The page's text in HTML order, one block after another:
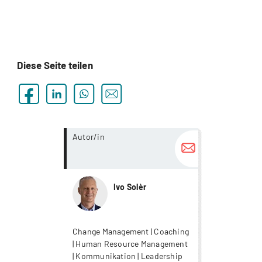
Diese Seite teilen
Autor/in
Ivo Solèr
Change Management | Coaching
| Human Resource Management
| Kommunikation | Leadership
more...